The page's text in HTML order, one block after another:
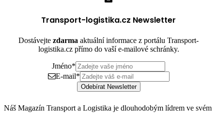
Transport-logistika.cz Newsletter
Dostávejte zdarma aktuální informace z portálu Transport-
logistika.cz přímo do vaší e-mailové schránky.
Jméno*
E-mail*
Odebírat Newsletter
Náš Magazín Transport a Logistika je dlouhodobým lídrem ve svém